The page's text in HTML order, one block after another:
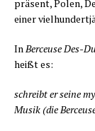
prä­sent, Polen,
einer
InBer­ce­u­se Des-
heißt es:
schreibt er sei­ne
Musik (die